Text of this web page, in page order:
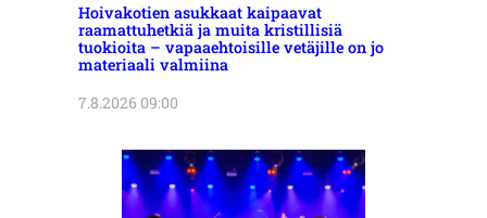
Hoivakotien asukkaat kaipaavat
raamattuhetkiä ja muita kristillisiä
tuokioita – vapaaehtoisille vetäjille on jo
materiaali valmiina
7.8.2026 09:00